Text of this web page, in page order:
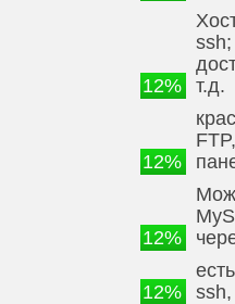
12%
т.д.
12%
12%
12%